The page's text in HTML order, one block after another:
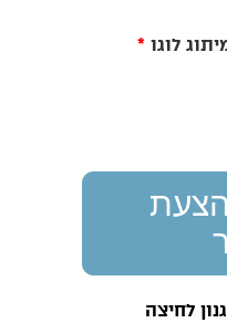
לוגו *
לחיצה